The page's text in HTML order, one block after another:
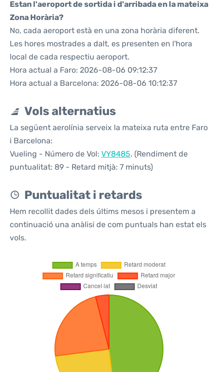
Estan l'aeroport de sortida i d'arribada en la mateixa
Zona Horària?
No, cada aeroport està en una zona horària diferent.
Les hores mostrades a dalt, es presenten en l'hora
local de cada respectiu aeroport.
Hora actual a Faro: 2026-08-06 09:12:37
Hora actual a Barcelona: 2026-08-06 10:12:37
Vols alternatius
La següent aerolínia serveix la mateixa ruta entre Faro
i Barcelona:
Vueling - Número de Vol: VY8485. (Rendiment de
puntualitat: 89 - Retard mitjà: 7 minuts)
Puntualitat i retards
Hem recollit dades dels últims mesos i presentem a
continuació una anàlisi de com puntuals han estat els
vols.